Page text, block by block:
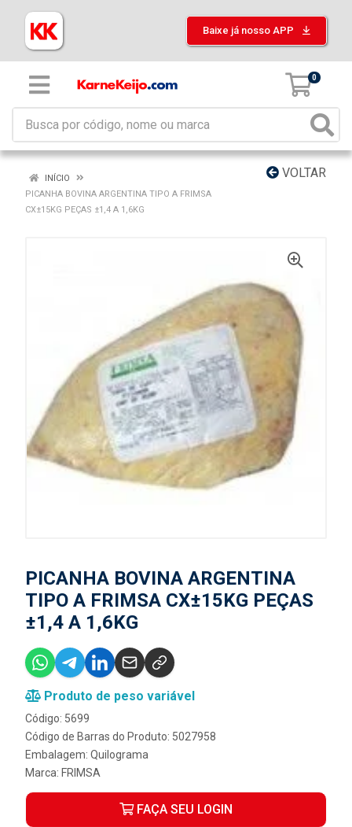
Baixe já nosso APP
0
VOLTAR
INÍCIO
PICANHA BOVINA ARGENTINA TIPO A FRIMSA
CX±15KG PEÇAS ±1,4 A 1,6KG
PICANHA BOVINA ARGENTINA
TIPO A FRIMSA CX±15KG PEÇAS
±1,4 A 1,6KG
Produto de peso variável
Código: 5699
Código de Barras do Produto: 5027958
Embalagem: Quilograma
Marca: FRIMSA
FAÇA SEU LOGIN